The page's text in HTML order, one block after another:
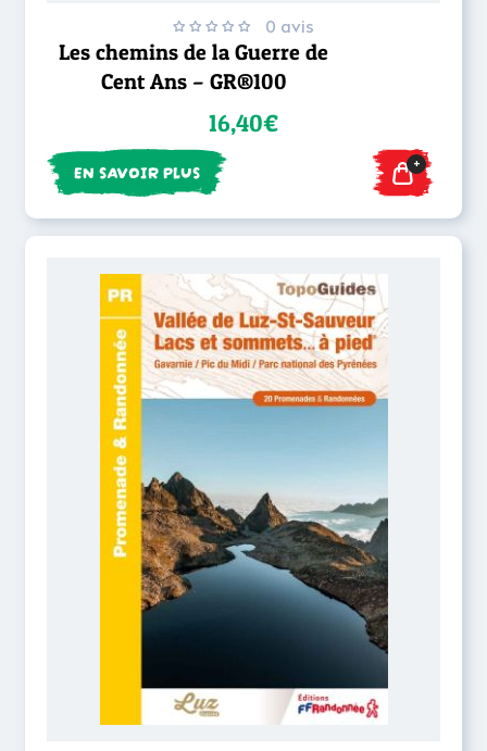
0 avis
Les chemins de la Guerre de
Cent Ans – GR®100
16,40€
EN SAVOIR PLUS +